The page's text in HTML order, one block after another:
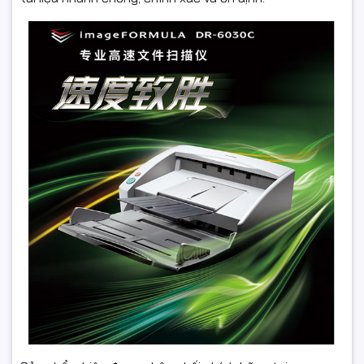
Trọng lượng Xấp xỉ 10.5 kg (23lb.)